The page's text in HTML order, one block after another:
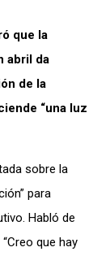
que la
abril da
de la
“una luz
sobre la
para
Habló de
que hay